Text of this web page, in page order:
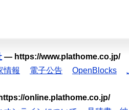
— https://www.plathome.co.jp/
情報 電子公告 OpenBlocks
https://online.plathome.co.jp/